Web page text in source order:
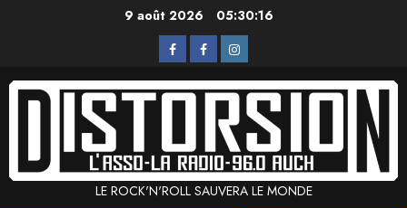
9 août 2026 05:30:16
L’Asso
La
Instagram
LE ROCK'N'ROLL SAUVERA LE MONDE